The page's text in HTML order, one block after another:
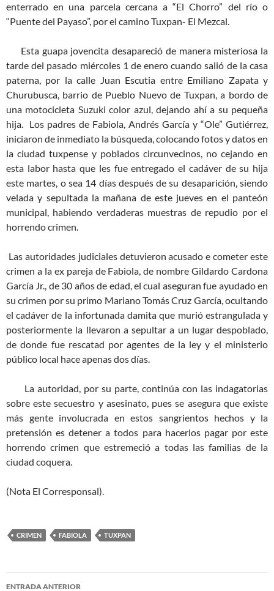
enterrado en una parcela cercana a “El Chorro” del río o
“Puente del Payaso”, por el camino Tuxpan- El Mezcal.
Esta guapa jovencita desapareció de manera misteriosa la
tarde del pasado miércoles 1 de enero cuando salió de la casa
paterna, por la calle Juan Escutia entre Emiliano Zapata y
Churubusca, barrio de Pueblo Nuevo de Tuxpan, a bordo de
una motocicleta Suzuki color azul, dejando ahí a su pequeña
hija. Los padres de Fabiola, Andrés García y “Ole” Gutiérrez,
iniciaron de inmediato la búsqueda, colocando fotos y datos en
la ciudad tuxpense y poblados circunvecinos, no cejando en
esta labor hasta que les fue entregado el cadáver de su hija
este martes, o sea 14 días después de su desaparición, siendo
velada y sepultada la mañana de este jueves en el panteón
municipal, habiendo verdaderas muestras de repudio por el
horrendo crimen.
Las autoridades judiciales detuvieron acusado e cometer este
crimen a la ex pareja de Fabiola, de nombre Gildardo Cardona
García Jr., de 30 años de edad, el cual aseguran fue ayudado en
su crimen por su primo Mariano Tomás Cruz García, ocultando
el cadáver de la infortunada damita que murió estrangulada y
posteriormente la llevaron a sepultar a un lugar despoblado,
de donde fue rescatad por agentes de la ley y el ministerio
público local hace apenas dos días.
La autoridad, por su parte, continúa con las indagatorias
sobre este secuestro y asesinato, pues se asegura que existe
más gente involucrada en estos sangrientos hechos y la
pretensión es detener a todos para hacerlos pagar por este
horrendo crimen que estremeció a todas las familias de la
ciudad coquera.
(Nota El Corresponsal).
CRIMEN FABIOLA TUXPAN
Navegación
ENTRADA ANTERIOR